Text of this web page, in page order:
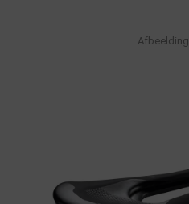
Afbeelding